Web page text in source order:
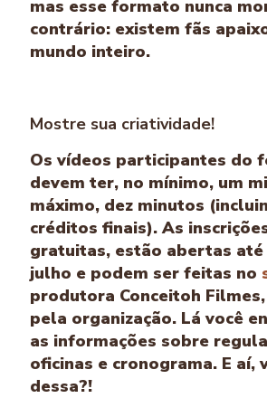
mas esse formato nunca
contrário: existem fãs
mundo inteiro.
Mostre sua criatividade!
Os vídeos participantes do
devem ter, no mínimo, um
máximo, dez minutos
créditos finais). As
gratuitas, estão abertas até
julho e podem ser feitas no
produtora Conceitoh
pela organização. Lá você
as informações sobre
oficinas e cronograma. E aí,
dessa?!